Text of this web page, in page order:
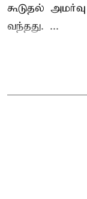
கூடுதல்
வந்தது. ...